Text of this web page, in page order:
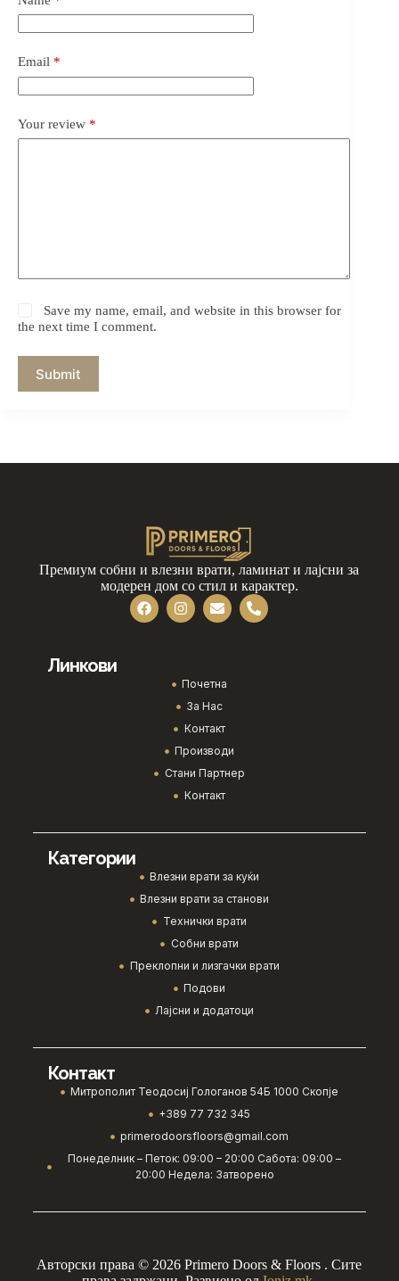
Email *
Your review *
Save my name, email, and website in this browser for
the next time I comment.
Submit
Премиум собни и влезни врати, ламинат и лајсни за
модерен дом со стил и карактер.
Линкови
Почетна
За Нас
Контакт
Производи
Стани Партнер
Контакт
Категории
Влезни врати за куќи
Влезни врати за станови
Технички врати
Собни врати
Преклопни и лизгачки врати
Подови
Лајсни и додатоци
Контакт
Митрополит Теодосиј Гологанов 54Б 1000 Скопје
+389 77 732 345
primerodoorsfloors@gmail.com
Понеделник – Петок: 09:00 – 20:00 Сабота: 09:00 –
20:00 Недела: Затворено
Авторски права © 2026 Primero Doors & Floors . Сите